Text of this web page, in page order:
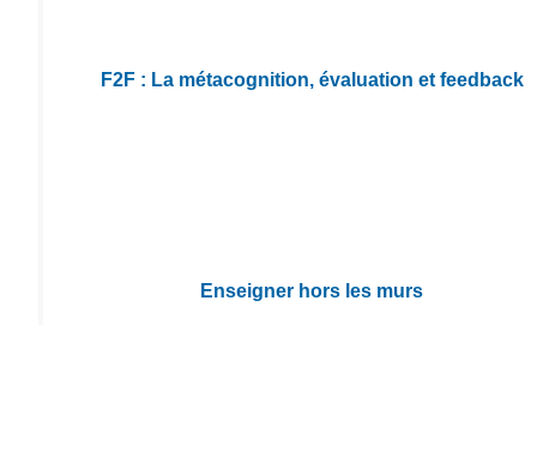
F2F : La métacognition, évaluation et feedback
Enseigner hors les murs